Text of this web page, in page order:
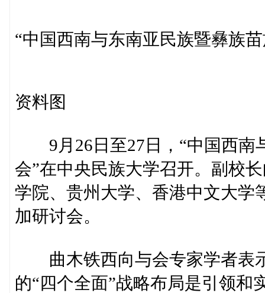
“中国西南与东南亚民族暨彝族
资料图
9月26日至27日，“中国西南
会”在中央民族大学召开。副校
学院、贵州大学、香港中文大学
加研讨会。
曲木铁西向与会专家学者表
的“四个全面”战略布局是引领和